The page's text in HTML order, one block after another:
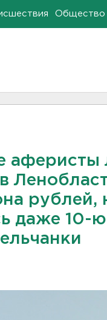
Общество
аферисты
рублей,
даже 10-